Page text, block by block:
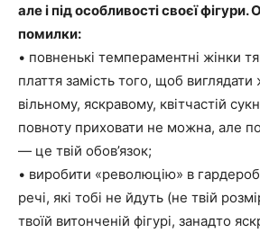
але і під особливості своєї фігури.
помилки:
• повненькі темпераментні жінки
плаття замість того, щоб виглядати
вільному, яскравому, квітчастій
повноту приховати не можна, але
— це твій обов’язок;
• виробити «революцію» в
речі, які тобі не йдуть (не твій
твоїй витонченій фігурі, занадто